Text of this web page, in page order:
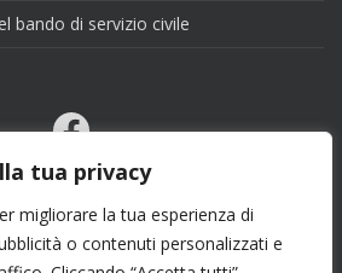
tua privacy
migliorare la tua esperienza di
o contenuti personalizzati e
bando di servizio civile
Facebook
Email
X